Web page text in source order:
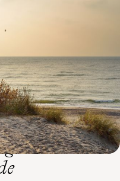
et plages de sable, à la
du